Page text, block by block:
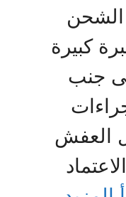
كبيرة
إلى جنب
العفش